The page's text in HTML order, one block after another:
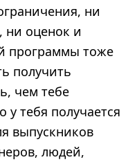
ни
ни оценок и
программы тоже
получить
чем тебе
у тебя получается
выпускников
людей,